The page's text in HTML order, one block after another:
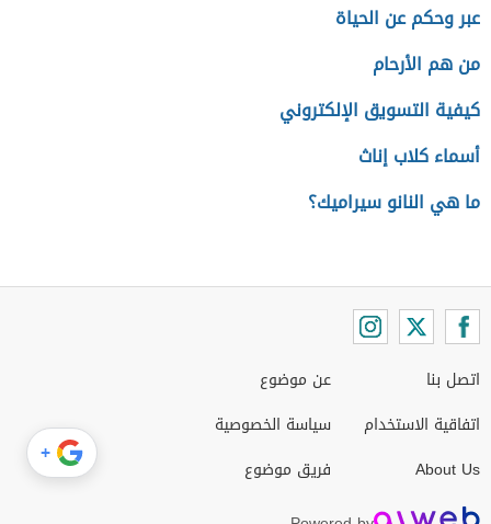
عبر وحكم عن الحياة
من هم الأرحام
كيفية التسويق الإلكتروني
أسماء كلاب إناث
ما هي النانو سيراميك؟
اتصل بنا
اتفاقية الاستخدام
About Us
عن موضوع
سياسة الخصوصية
فريق موضوع
+